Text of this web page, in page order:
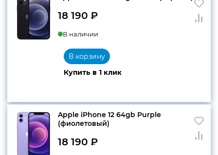
18 190 ₽
В наличии
Купить в 1 клик
В корзину
Apple iPhone 12 64gb Purple
(фиолетовый)
18 190 ₽